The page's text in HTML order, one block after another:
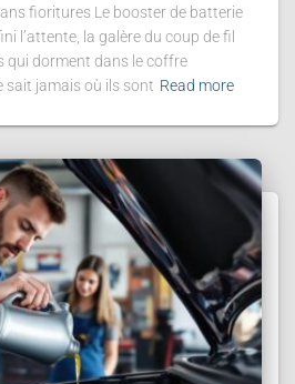
fioritures Le booster de batterie
l’attente, la galère du coup de fil
qui dorment dans le coffre
sait jamais où ils sont Read more